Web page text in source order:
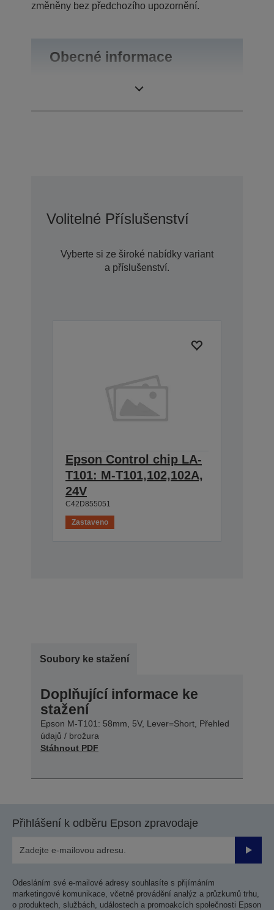
změněny bez předchozího upozornění.
Obecné informace
Volitelné Příslušenství
Vyberte si ze široké nabídky variant
a příslušenství.
Epson Control chip LA-
T101: M-T101,102,102A,
24V
C42D855051
Zastaveno
Soubory ke stažení
Doplňující informace ke
stažení
Epson M-T101: 58mm, 5V, Lever=Short, Přehled
údajů / brožura
Stáhnout PDF
Přihlášení k odběru Epson zpravodaje
Odesláním své e-mailové adresy souhlasíte s přijímáním
marketingové komunikace, včetně provádění analýz a průzkumů trhu,
o produktech, službách, událostech a promoakcích společnosti Epson